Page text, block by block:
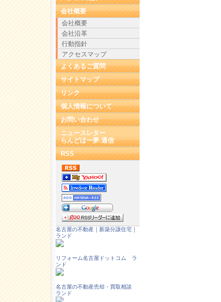
会社概要
会社概要
会社沿革
行動指針
アクセスマップ
よくあるご質問
サイトマップ
リンク
個人情報について
お問い合わせ
ニュースレター
らんどほー夢.通信
RSS
名古屋の不動産｜新築分譲住宅｜
ランド
リフォーム名古屋ドットコム ラ
ンド
名古屋の不動産売却・買取相談
ランド